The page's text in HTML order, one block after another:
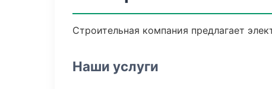
Строительная компания предлагает
Наши услуги